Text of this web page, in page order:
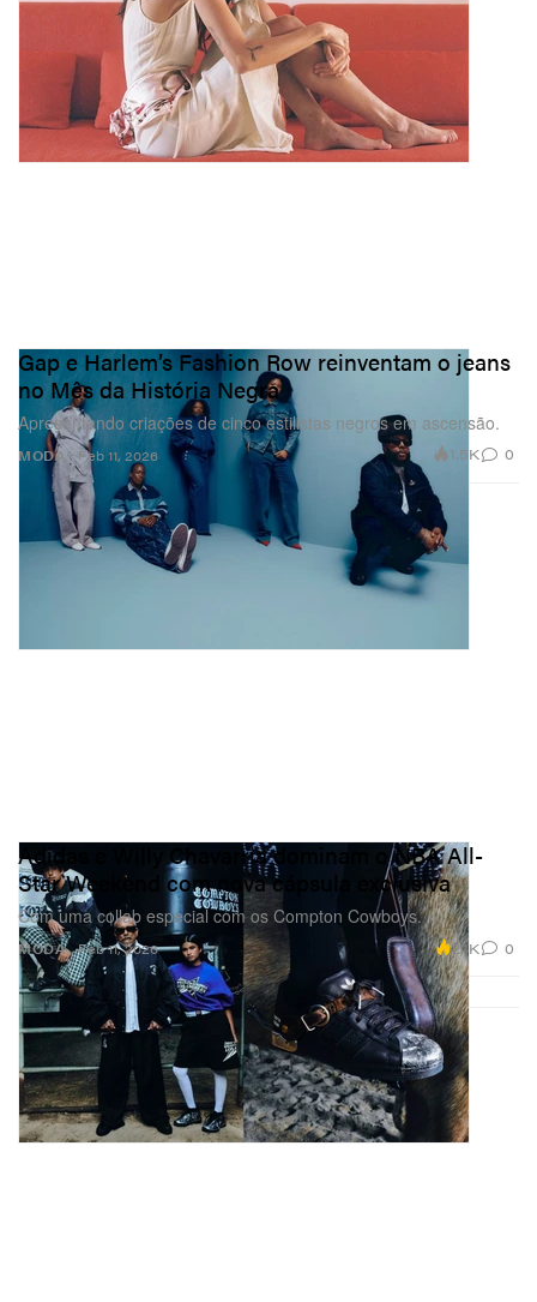
MODA
Gap e Harlem’s Fashion Row reinventam o jeans
no Mês da História Negra
Apresentando criações de cinco estilistas negros em ascensão.
Feb 11, 2026 1.5K 0
MODA
Adidas e Willy Chavarria dominam o NBA All-
Star Weekend com nova cápsula exclusiva
Com uma collab especial com os Compton Cowboys.
Feb 11, 2026 2.1K 0